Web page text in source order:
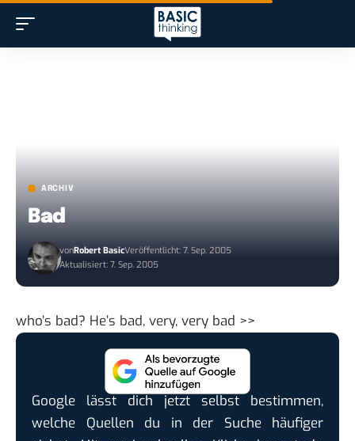
ARCHIV
Bad
vonRobert BasicVeröffentlicht: 7. Sep. 2005
Aktualisiert: 7. Sep. 2005
who’s bad? He’s bad, very, very bad >>
Google lässt dich jetzt selbst bestimmen,
welche Quellen du in der Suche häufiger